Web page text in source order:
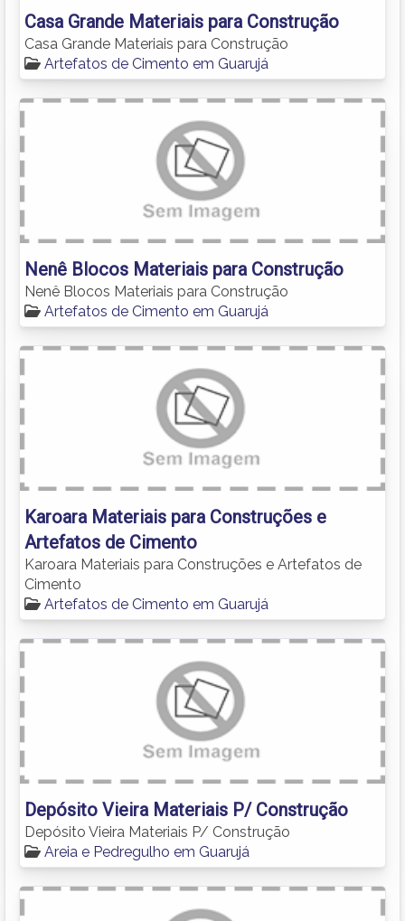
Casa Grande Materiais para Construção
Casa Grande Materiais para Construção
Artefatos de Cimento em Guarujá
Nenê Blocos Materiais para Construção
Nenê Blocos Materiais para Construção
Artefatos de Cimento em Guarujá
Karoara Materiais para Construções e
Artefatos de Cimento
Karoara Materiais para Construções e Artefatos de
Cimento
Artefatos de Cimento em Guarujá
Depósito Vieira Materiais P/ Construção
Depósito Vieira Materiais P/ Construção
Areia e Pedregulho em Guarujá